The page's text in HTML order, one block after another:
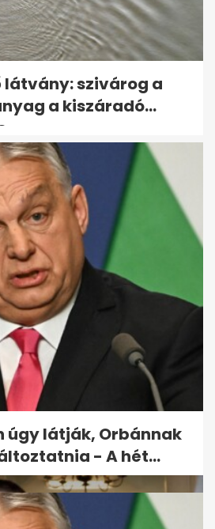
új térképen
meg a Hold
földrengést mértek
Gătaia
látvány: szivárog a
a kiszáradó...
úgy látják, Orbánnak
- A hét...